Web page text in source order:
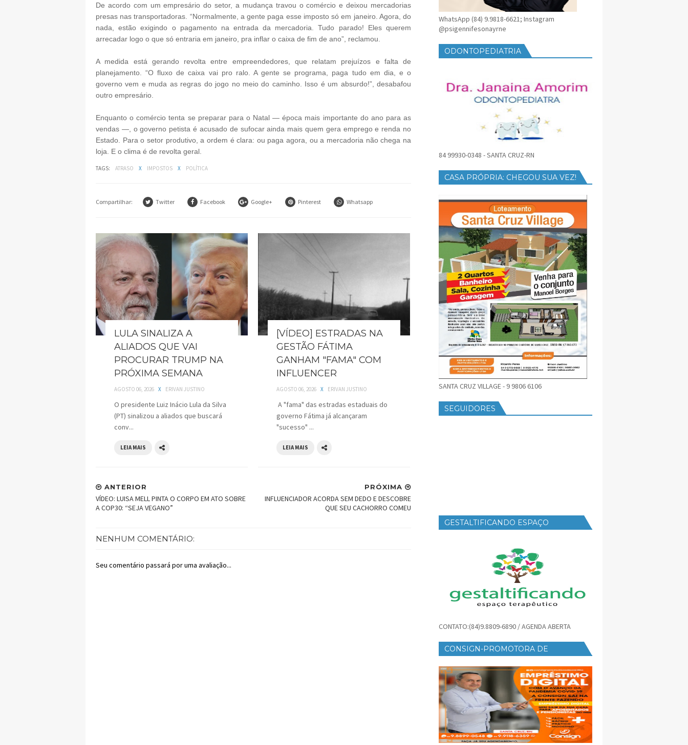
De acordo com um empresário do setor, a mudança travou o comércio e deixou mercadorias
presas nas transportadoras. “Normalmente, a gente paga esse imposto só em janeiro. Agora, do
nada, estão exigindo o pagamento na entrada da mercadoria. Tudo parado! Eles querem
arrecadar logo o que só entraria em janeiro, pra inflar o caixa de fim de ano”, reclamou.
A medida está gerando revolta entre empreendedores, que relatam prejuízos e falta de
planejamento. “O fluxo de caixa vai pro ralo. A gente se programa, paga tudo em dia, e o
governo vem e muda as regras do jogo no meio do caminho. Isso é um absurdo!”, desabafou
outro empresário.
Enquanto o comércio tenta se preparar para o Natal — época mais importante do ano para as
vendas —, o governo petista é acusado de sufocar ainda mais quem gera emprego e renda no
Estado. Para o setor produtivo, a ordem é clara: ou paga agora, ou a mercadoria não chega na
loja. E o clima é de revolta geral.
TAGS: ATRASO X IMPOSTOS X POLÍTICA
Compartilhar: Twitter Facebook Google+ Pinterest Whatsapp
LULA SINALIZA A
ALIADOS QUE VAI
PROCURAR TRUMP NA
PRÓXIMA SEMANA
AGOSTO 06, 2026 X ERIVAN JUSTINO
O presidente Luiz Inácio Lula da Silva
(PT) sinalizou a aliados que buscará
conv...
LEIA MAIS
[VÍDEO] ESTRADAS NA
GESTÃO FÁTIMA
GANHAM "FAMA" COM
INFLUENCER
AGOSTO 06, 2026 X ERIVAN JUSTINO
A "fama" das estradas estaduais do
governo Fátima já alcançaram
"sucesso" ...
LEIA MAIS
PRÓXIMA
INFLUENCIADOR ACORDA SEM DEDO E DESCOBRE
QUE SEU CACHORRO COMEU
ANTERIOR
VÍDEO: LUISA MELL PINTA O CORPO EM ATO SOBRE
A COP30: “SEJA VEGANO”
NENHUM COMENTÁRIO:
Seu comentário passará por uma avaliação...
WhatsApp (84) 9.9818-6621; Instagram
@psigennifesonayrne
ODONTOPEDIATRIA
84 99930-0348 - SANTA CRUZ-RN
CASA PRÓPRIA: CHEGOU SUA VEZ!
SANTA CRUZ VILLAGE - 9 9806 6106
SEGUIDORES
GESTALTIFICANDO ESPAÇO
CONTATO:(84)9.8809-6890 / AGENDA ABERTA
CONSIGN-PROMOTORA DE